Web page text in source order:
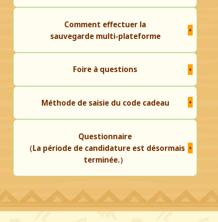
Comment effectuer la
sauvegarde multi-plateforme
Foire à questions
Méthode de saisie du code cadeau
Questionnaire
（La période de candidature est désormais
terminée.）